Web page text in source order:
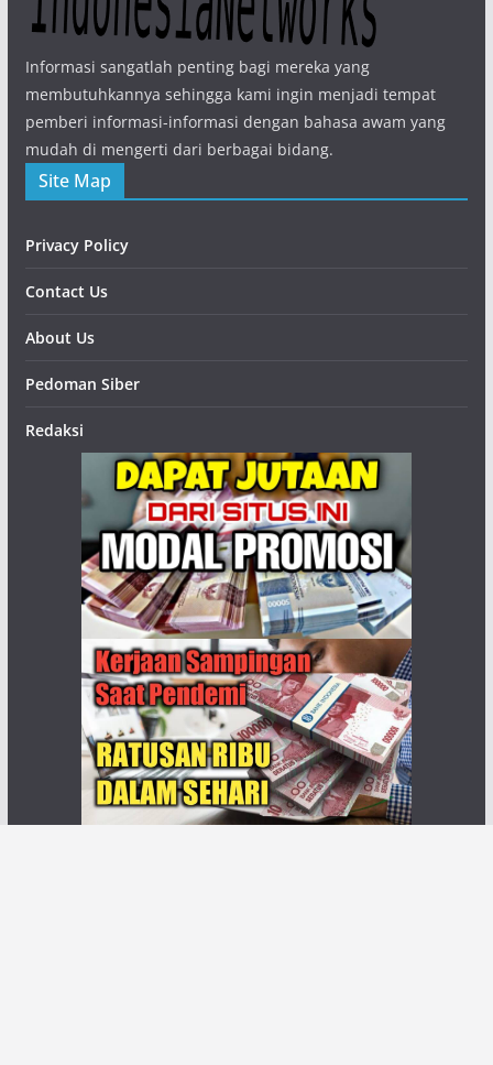
Informasi sangatlah penting bagi mereka yang
membutuhkannya sehingga kami ingin menjadi tempat
pemberi informasi-informasi dengan bahasa awam yang
mudah di mengerti dari berbagai bidang.
Site Map
Privacy Policy
Contact Us
About Us
Pedoman Siber
Redaksi